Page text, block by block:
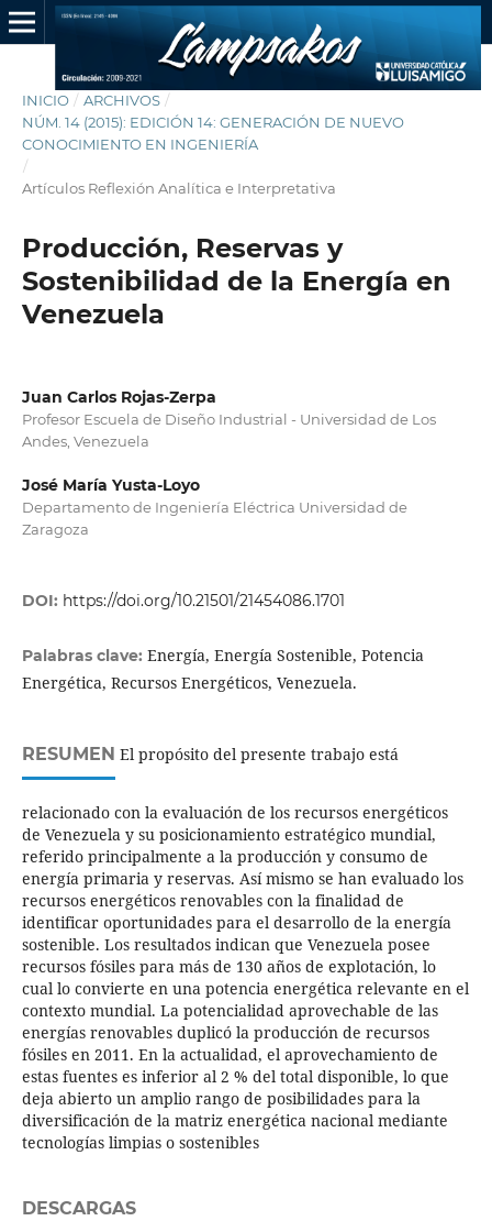
INICIO / ARCHIVOS /
NÚM. 14 (2015): EDICIÓN 14: GENERACIÓN DE NUEVO
CONOCIMIENTO EN INGENIERÍA
/
Artículos Reflexión Analítica e Interpretativa
Producción, Reservas y
Sostenibilidad de la Energía en
Venezuela
Juan Carlos Rojas-Zerpa
Profesor Escuela de Diseño Industrial - Universidad de Los
Andes, Venezuela
José María Yusta-Loyo
Departamento de Ingeniería Eléctrica Universidad de
Zaragoza
DOI: https://doi.org/10.21501/21454086.1701
Palabras clave: Energía, Energía Sostenible, Potencia
Energética, Recursos Energéticos, Venezuela.
RESUMEN El propósito del presente trabajo está
relacionado con la evaluación de los recursos energéticos
de Venezuela y su posicionamiento estratégico mundial,
referido principalmente a la producción y consumo de
energía primaria y reservas. Así mismo se han evaluado los
recursos energéticos renovables con la finalidad de
identificar oportunidades para el desarrollo de la energía
sostenible. Los resultados indican que Venezuela posee
recursos fósiles para más de 130 años de explotación, lo
cual lo convierte en una potencia energética relevante en el
contexto mundial. La potencialidad aprovechable de las
energías renovables duplicó la producción de recursos
fósiles en 2011. En la actualidad, el aprovechamiento de
estas fuentes es inferior al 2 % del total disponible, lo que
deja abierto un amplio rango de posibilidades para la
diversificación de la matriz energética nacional mediante
tecnologías limpias o sostenibles
DESCARGAS